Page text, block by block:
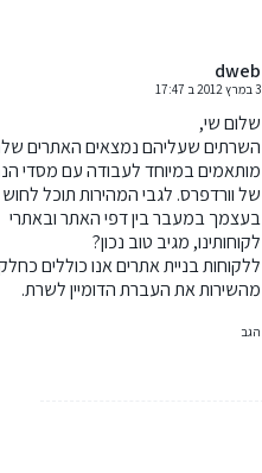
dweb
אומר:
3 במרץ 2012 ב 17:47
שלום שי,
השרתים שעליהם נמצאים האתרים
מותאמים במיוחד לעבודה עם מסדי
של וורדפרס. לגבי המהירות תוכל לחוש
בעצמך במעבר בין דפי האתר ובאתרי
לקוחותינו, מגיב טוב נכון?
ללקוחות בניית אתרים אנו כוללים
מהשירות את העברת הדומיין לשרת.
הגב